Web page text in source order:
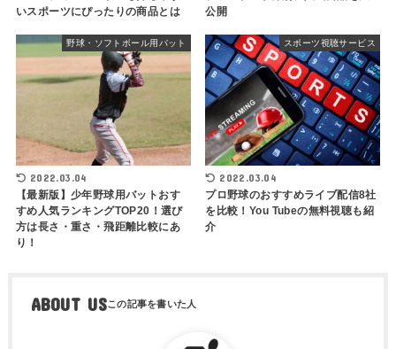
いスポーツにぴったりの商品とは
公開
野球・ソフトボール用バット
2022.03.04
【最新版】少年野球用バットおす
すめ人気ランキングTOP20！選び
方は長さ・重さ・飛距離比較にあ
り！
スポーツ視聴サービス
2022.03.04
プロ野球のおすすめライブ配信8社
を比較！You Tubeの無料視聴も紹
介
ABOUT US